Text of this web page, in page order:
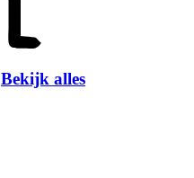
Bekijk alles